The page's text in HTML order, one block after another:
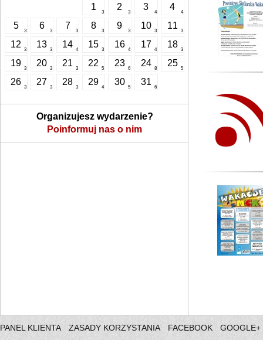
1
3
2
3
3
4
4
4
5
3
6
3
7
3
8
3
9
3
10
3
11
3
12
3
13
3
14
4
15
3
16
4
17
4
18
3
19
3
20
3
21
3
22
5
23
6
24
8
25
5
26
3
27
3
28
3
29
4
30
5
31
6
Organizujesz wydarzenie?
Poinformuj nas o nim
PANEL KLIENTA ZASADY KORZYSTANIA FACEBOOK GOOGLE+